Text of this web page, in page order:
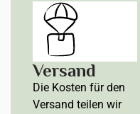
Versand
Die Kosten für den
Versand teilen wir